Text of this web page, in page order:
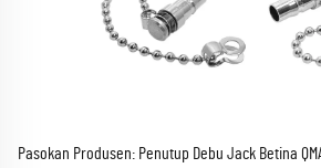
Pasokan Produsen: Penutup Debu Jack Betina